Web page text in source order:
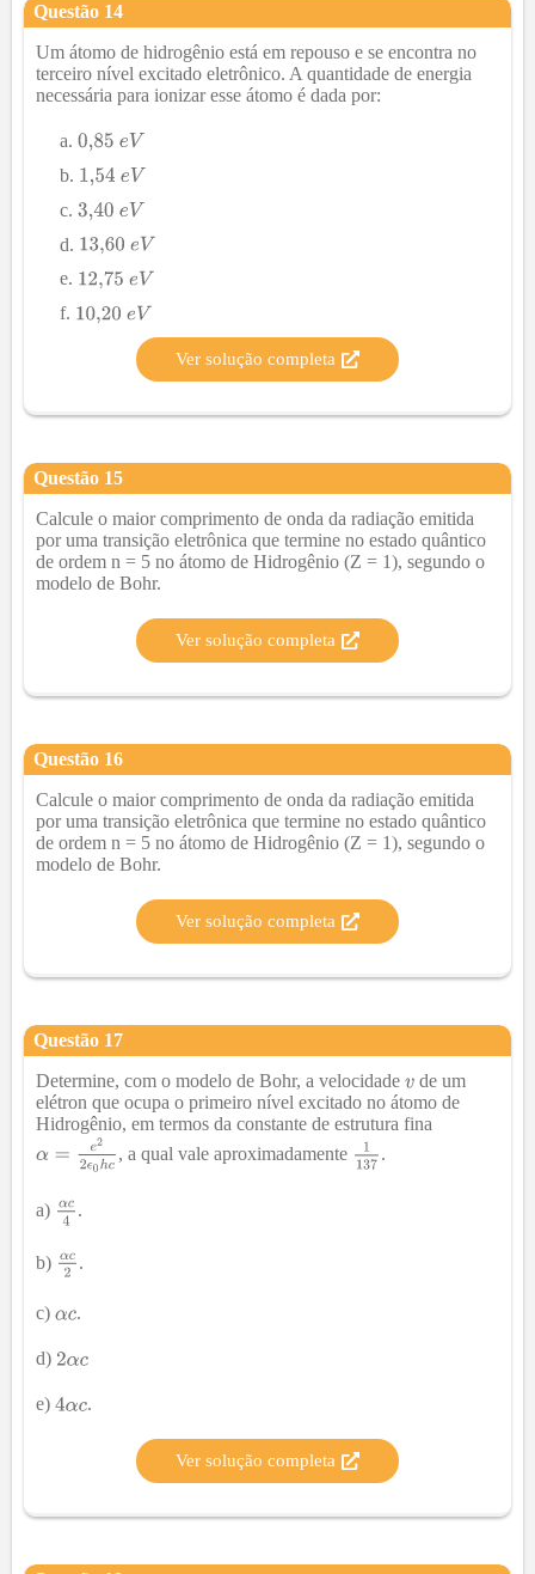
Questão 14
Um átomo de hidrogênio está em repouso e se encontra no
terceiro nível excitado eletrônico. A quantidade de energia
necessária para ionizar esse átomo é dada por:
Ver solução completa
Questão 15
Calcule o maior comprimento de onda da radiação emitida
por uma transição eletrônica que termine no estado quântico
de ordem n = 5 no átomo de Hidrogênio (Z = 1), segundo o
modelo de Bohr.
Ver solução completa
Questão 16
Calcule o maior comprimento de onda da radiação emitida
por uma transição eletrônica que termine no estado quântico
de ordem n = 5 no átomo de Hidrogênio (Z = 1), segundo o
modelo de Bohr.
Ver solução completa
Questão 17
Determine, com o modelo de Bohr, a velocidade
de um
elétron que ocupa o primeiro nível excitado no átomo de
Hidrogênio, em termos da constante de estrutura fina
, a qual vale aproximadamente
.
a) .
b) .
c) .
d)
e) .
Ver solução completa